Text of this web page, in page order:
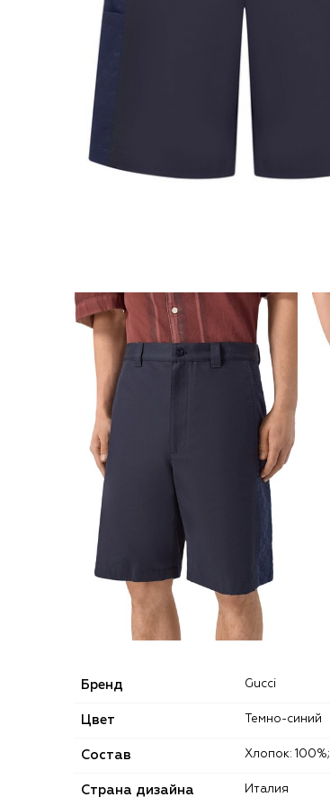
Бренд Gucci
Цвет Темно-синий
Состав Хлопок: 100%;
Страна дизайна Италия